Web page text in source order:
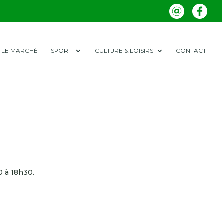
LE MARCHÉ SPORT CULTURE & LOISIRS CONTACT
à 18h30.